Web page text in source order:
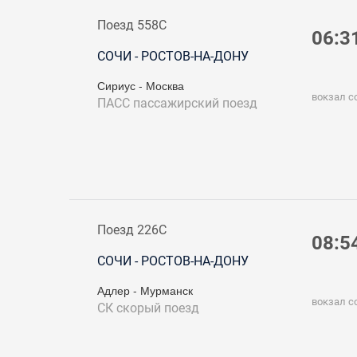
Поезд 558С
СОЧИ - РОСТОВ-НА-ДОНУ
Сириус - Москва
ПАСС пассажирский поезд вокзал
Поезд 226С
СОЧИ - РОСТОВ-НА-ДОНУ
Адлер - Мурманск
СКскорый поезд вокзал